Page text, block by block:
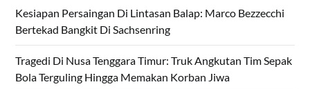
Kesiapan Persaingan Di Lintasan Balap: Marco Bezzecchi
Bertekad Bangkit Di Sachsenring
Tragedi Di Nusa Tenggara Timur: Truk Angkutan Tim Sepak
Bola Terguling Hingga Memakan Korban Jiwa